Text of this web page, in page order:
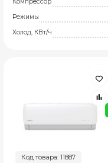
Компрессор
Режимы
Холод, КВт/ч
Код товара: 11887